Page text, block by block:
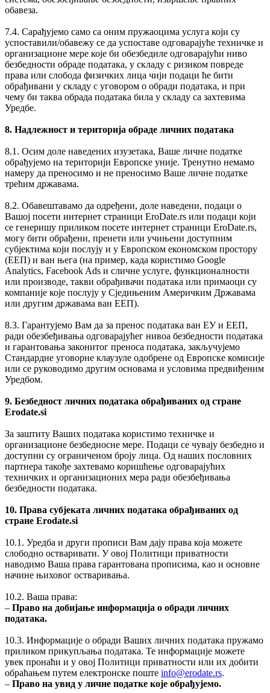
обавеза.
7.4. Сарађујемо само са оним пружаоцима услуга који су
успоставили/обавежу се да успоставе одговарајуће техничке и
организационе мере које би обезбедиле одговарајући ниво
безбедности обраде података, у складу с ризиком повреде
права или слобода физичких лица чији подаци ће бити
обрађивани у складу с уговором о обради података, и при
чему би таква обрада података била у складу са захтевима
Уредбе.
8. Надлежност и територија обраде личних података
8.1. Осим доле наведених изузетака, Ваше личне податке
обрађујемо на територији Европске уније. Тренутно немамо
намеру да преносимо и не преносимо Ваше личне податке
трећим државама.
8.2. Обавештавамо да одређени, доле наведени, подаци о
Вашој посети интернет страници EroDate.rs или подаци који
се генеришу приликом посете интернет страници EroDate.rs,
могу бити обрађени, пренети или учињени доступним
субјектима који послују и у Европском економском простору
(ЕЕП) и ван њега (на пример, када користимо Google
Analytics, Facebook Ads и сличне услуге, функционалности
или производе, такви обрађивачи података или примаоци су
компаније које послују у Сједињеним Америчким Државама
или другим државама ван ЕЕП).
8.3. Гарантујемо Вам да за пренос података ван ЕУ и ЕЕП,
ради обезбеђивања одговарајућег нивоа безбедности података
и гарантовања законитог преноса података, закључујемо
Стандардне уговорне клаузуле одобрене од Европске комисије
или се руководимо другим основама и условима предвиђеним
Уредбом.
9. Безбедност личних података обрађиваних од стране
Erodate.si
За заштиту Ваших података користимо техничке и
организационе безбедносне мере. Подаци се чувају безбедно и
доступни су ограниченом броју лица. Од наших пословних
партнера такође захтевамо коришћење одговарајућих
техничких и организационих мера ради обезбеђивања
безбедности података.
10. Права субјеката личних података обрађиваних од
стране Erodate.si
10.1. Уредба и други прописи Вам дају права која можете
слободно остваривати. У овој Политици приватности
наводимо Ваша права гарантована прописима, као и основне
начине њиховог остваривања.
10.2. Ваша права:
‒ Право на добијање информација о обради личних
података.
10.3. Информације о обради Ваших личних података пружамо
приликом прикупљања података. Те информације можете
увек пронаћи и у овој Политици приватности или их добити
обраћањем путем електронске поште info@erodate.rs.
‒ Право на увид у личне податке које обрађујемо.